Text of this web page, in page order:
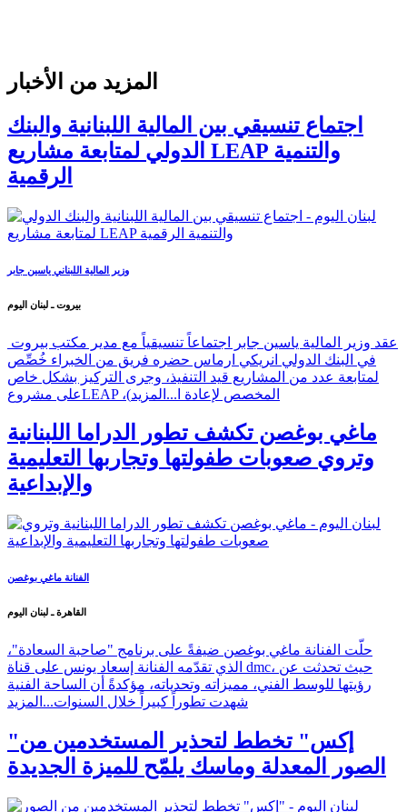
المزيد من الأخبار
اجتماع تنسيقي بين المالية اللبنانية والبنك
الدولي لمتابعة مشاريع LEAP والتنمية
الرقمية
وزير المالية اللبناني ياسين جابر
بيروت ـ لبنان اليوم
في البنك الدولي انريكي ارماس حضره فريق من الخبراء خُصِّص
لمتابعة عدد من المشاريع قيد التنفيذ، وجرى التركيز بشكل خاص
على مشروعLEAP ،(المخصص لإعادة ا... المزيد
ماغي بوغصن تكشف تطور الدراما اللبنانية
وتروي صعوبات طفولتها وتجاربها التعليمية
والإبداعية
الفنانة ماغي بوغصن
القاهرة ـ لبنان اليوم
حلّت الفنانة ماغي بوغصن ضيفةً على برنامج "صاحبة السعادة"،
الذي تقدّمه الفنانة إسعاد يونس على قناة dmc، حيث تحدثت عن
رؤيتها للوسط الفني، مميزاته وتحدياته، مؤكدةً أن الساحة الفنية
شهدت تطوراً كبيراً خلال السنوات... المزيد
"إكس" تخطط لتحذير المستخدمين من
الصور المعدلة وماسك يلمّح للميزة الجديدة